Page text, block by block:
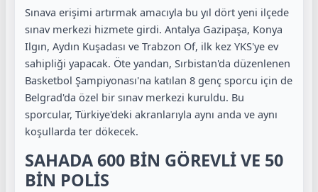
Sınava erişimi artırmak amacıyla bu yıl dört yeni ilçede
sınav merkezi hizmete girdi. Antalya Gazipaşa, Konya
Ilgın, Aydın Kuşadası ve Trabzon Of, ilk kez YKS'ye ev
sahipliği yapacak. Öte yandan, Sırbistan'da düzenlenen
Basketbol Şampiyonası'na katılan 8 genç sporcu için de
Belgrad'da özel bir sınav merkezi kuruldu. Bu
sporcular, Türkiye'deki akranlarıyla aynı anda ve aynı
koşullarda ter dökecek.
SAHADA 600 BİN GÖREVLİ VE 50
BİN POLİS